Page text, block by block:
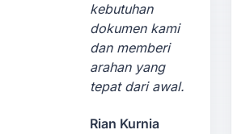
kebutuhan
dokumen kami
dan memberi
arahan yang
tepat dari awal.
Rian Kurnia